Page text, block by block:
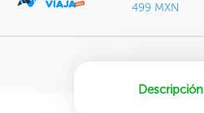
499 MXN
Descripción